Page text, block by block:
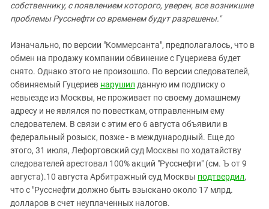
собственнику, с появлением которого, уверен, все возникшие
проблемы Русснефти со временем будут разрешены."
Изначально, по версии "Коммерсанта", предполагалось, что в
обмен на продажу компании обвинение с Гуцериева будет
снято. Однако этого не произошло. По версии следователей,
обвиняемый Гуцериев нарушил данную им подписку о
невыезде из Москвы, не проживает по своему домашнему
адресу и не являлся по повесткам, отправленным ему
следователем. В связи с этим его 6 августа объявили в
федеральный розыск, позже - в международный. Еще до
этого, 31 июля, Лефортовский суд Москвы по ходатайству
следователей арестовал 100% акций "Русснефти" (см. Ъ от 9
августа).10 августа Арбитражный суд Москвы подтвердил,
что с "Русснефти должно быть взыскано около 17 млрд.
долларов в счет неуплаченных налогов.